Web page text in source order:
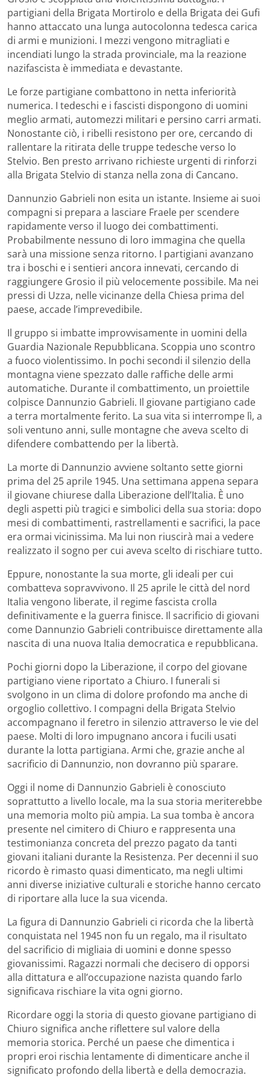
partigiani della Brigata Mortirolo e della Brigata dei Gufi
hanno attaccato una lunga autocolonna tedesca carica
di armi e munizioni. I mezzi vengono mitragliati e
incendiati lungo la strada provinciale, ma la reazione
nazifascista è immediata e devastante.
Le forze partigiane combattono in netta inferiorità
numerica. I tedeschi e i fascisti dispongono di uomini
meglio armati, automezzi militari e persino carri armati.
Nonostante ciò, i ribelli resistono per ore, cercando di
rallentare la ritirata delle truppe tedesche verso lo
Stelvio. Ben presto arrivano richieste urgenti di rinforzi
alla Brigata Stelvio di stanza nella zona di Cancano.
Dannunzio Gabrieli non esita un istante. Insieme ai suoi
compagni si prepara a lasciare Fraele per scendere
rapidamente verso il luogo dei combattimenti.
Probabilmente nessuno di loro immagina che quella
sarà una missione senza ritorno. I partigiani avanzano
tra i boschi e i sentieri ancora innevati, cercando di
raggiungere Grosio il più velocemente possibile. Ma nei
pressi di Uzza, nelle vicinanze della Chiesa prima del
paese, accade l’imprevedibile.
Il gruppo si imbatte improvvisamente in uomini della
Guardia Nazionale Repubblicana. Scoppia uno scontro
a fuoco violentissimo. In pochi secondi il silenzio della
montagna viene spezzato dalle raffiche delle armi
automatiche. Durante il combattimento, un proiettile
colpisce Dannunzio Gabrieli. Il giovane partigiano cade
a terra mortalmente ferito. La sua vita si interrompe lì, a
soli ventuno anni, sulle montagne che aveva scelto di
difendere combattendo per la libertà.
La morte di Dannunzio avviene soltanto sette giorni
prima del 25 aprile 1945. Una settimana appena separa
il giovane chiurese dalla Liberazione dell’Italia. È uno
degli aspetti più tragici e simbolici della sua storia: dopo
mesi di combattimenti, rastrellamenti e sacrifici, la pace
era ormai vicinissima. Ma lui non riuscirà mai a vedere
realizzato il sogno per cui aveva scelto di rischiare tutto.
Eppure, nonostante la sua morte, gli ideali per cui
combatteva sopravvivono. Il 25 aprile le città del nord
Italia vengono liberate, il regime fascista crolla
definitivamente e la guerra finisce. Il sacrificio di giovani
come Dannunzio Gabrieli contribuisce direttamente alla
nascita di una nuova Italia democratica e repubblicana.
Pochi giorni dopo la Liberazione, il corpo del giovane
partigiano viene riportato a Chiuro. I funerali si
svolgono in un clima di dolore profondo ma anche di
orgoglio collettivo. I compagni della Brigata Stelvio
accompagnano il feretro in silenzio attraverso le vie del
paese. Molti di loro impugnano ancora i fucili usati
durante la lotta partigiana. Armi che, grazie anche al
sacrificio di Dannunzio, non dovranno più sparare.
Oggi il nome di Dannunzio Gabrieli è conosciuto
soprattutto a livello locale, ma la sua storia meriterebbe
una memoria molto più ampia. La sua tomba è ancora
presente nel cimitero di Chiuro e rappresenta una
testimonianza concreta del prezzo pagato da tanti
giovani italiani durante la Resistenza. Per decenni il suo
ricordo è rimasto quasi dimenticato, ma negli ultimi
anni diverse iniziative culturali e storiche hanno cercato
di riportare alla luce la sua vicenda.
La figura di Dannunzio Gabrieli ci ricorda che la libertà
conquistata nel 1945 non fu un regalo, ma il risultato
del sacrificio di migliaia di uomini e donne spesso
giovanissimi. Ragazzi normali che decisero di opporsi
alla dittatura e all’occupazione nazista quando farlo
significava rischiare la vita ogni giorno.
Ricordare oggi la storia di questo giovane partigiano di
Chiuro significa anche riflettere sul valore della
memoria storica. Perché un paese che dimentica i
propri eroi rischia lentamente di dimenticare anche il
significato profondo della libertà e della democrazia.